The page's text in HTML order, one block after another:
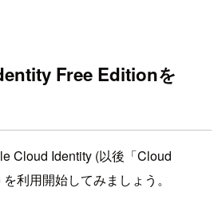
Free Editionを
Cloud Identity (以後「Cloud
利用開始してみましょう。